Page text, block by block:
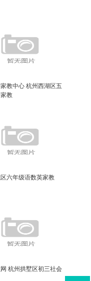
教中心 杭州西湖区五
教
六年级语数英家教
杭州拱墅区初三社会